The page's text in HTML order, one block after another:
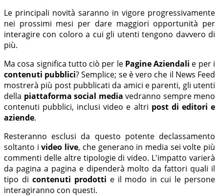
Le principali novità saranno in vigore progressivamente
nei prossimi mesi per dare maggiori opportunità per
interagire con coloro a cui gli utenti tengono davvero di
più.
Ma cosa significa tutto ciò per le Pagine Aziendali e per i
contenuti pubblici? Semplice; se è vero che il News Feed
mostrerà più post pubblicati da amici e parenti, gli utenti
della piattaforma social media vedranno sempre meno
contenuti pubblici, inclusi video e altri post di editori e
aziende.
Resteranno esclusi da questo potente declassamento
soltanto ivideo live, che generano in media sei volte più
commenti delle altre tipologie di video. L'impatto varierà
da pagina a pagina e dipenderà molto da fattori quali il
tipo di contenuti prodotti e il modo in cui le persone
interagiranno con questi.